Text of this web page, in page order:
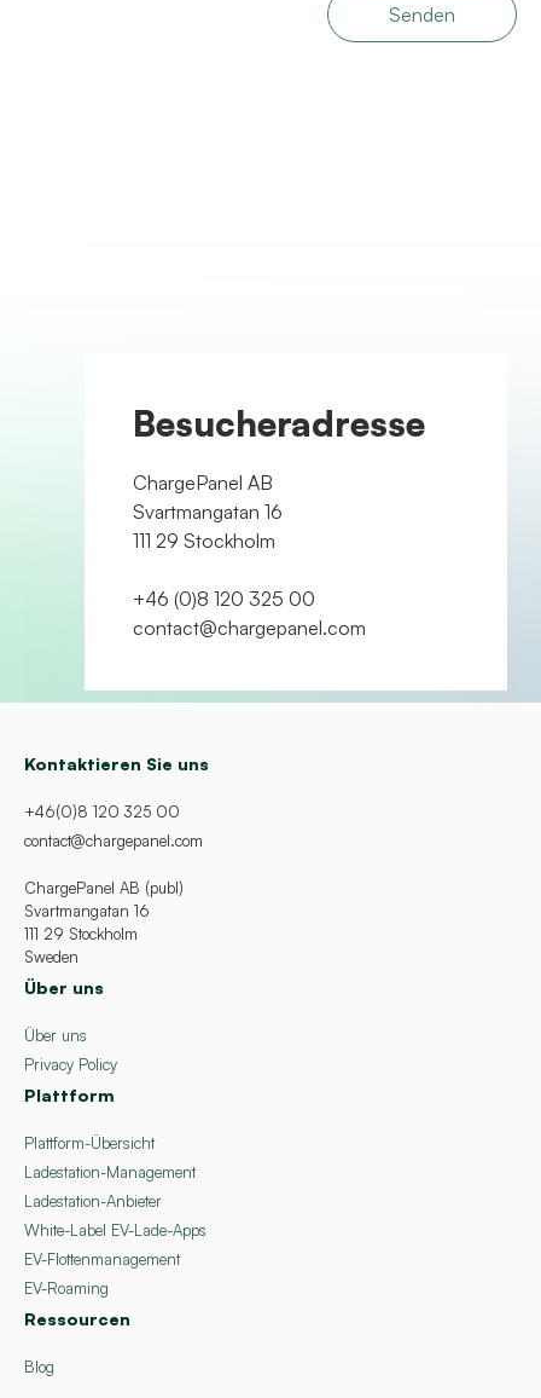
Senden
Besucheradresse
ChargePanel AB
Svartmangatan 16
111 29 Stockholm
+46 (0)8 120 325 00
contact@chargepanel.com
Kontaktieren Sie uns
+46(0)8 120 325 00
contact@chargepanel.com
ChargePanel AB (publ)
Svartmangatan 16
111 29 Stockholm
Sweden
Über uns
Über uns
Privacy Policy
Plattform
Plattform-Übersicht
Ladestation-Management
Ladestation-Anbieter
White-Label EV-Lade-Apps
EV-Flottenmanagement
EV-Roaming
Ressourcen
Blog